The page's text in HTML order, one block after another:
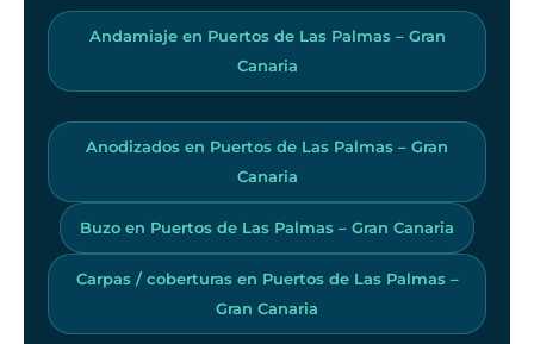
Andamiaje en Puertos de Las Palmas – Gran
Canaria
Anodizados en Puertos de Las Palmas – Gran
Canaria
Buzo en Puertos de Las Palmas – Gran Canaria
Carpas / coberturas en Puertos de Las Palmas –
Gran Canaria